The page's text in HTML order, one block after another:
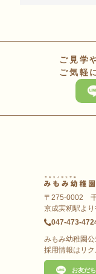
ご見学
ご気軽
〒275-0002
京成実籾駅よ
047-473-
みもみ幼稚園
採用情報はリク
お友だ